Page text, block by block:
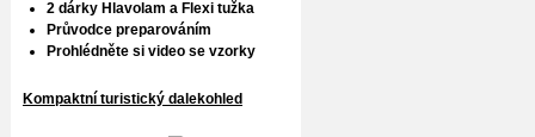
2 dárky Hlavolam a Flexi tužka
Průvodce preparováním
Prohlédněte si video se vzorky
Kompaktní turistický dalekohled